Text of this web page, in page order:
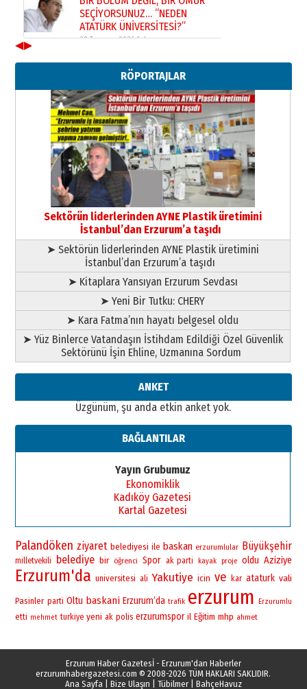
SEÇİYORSUNUZ… “NEDEN
ATATÜRK ÜNİVERSİTESİ?”
28 Temmuz 2026 Salı
Ahmed Yesevi’den bir Alperen…
”Reisimiz” idi… Hakka yürüdü.!
26 Mart 2026 Perşembe
Cem Bakırcı
Ardında bıraktığı hatıralarıyla
gönül adamı Faruk Terzioğlu!
13 Mayıs 2026 Çarşamba
Esat BİNDESEN
Başkan Sekmen’den Erzurum’a
bir vizyon proje daha!
02 Ağustos 2026 Pazar
◀▶
RÖPORTAJLAR
Sektörün liderlerinden AYNE Plastik üretimini
İstanbul’dan Erzurum’a taşıdı
➤ Sektörün liderlerinden AYNE Plastik üretimini
İstanbul’dan Erzurum’a taşıdı
➤ Kitaplara Yansıyan Erzurum Sevdası
➤ Yeni Bir Tutku: CHERY
➤ Kara Fatma’nın hayatı belgesel oldu
➤ Yüz Binlerce Vatandaşın İstihdam Edildiği Özel Güvenlik
Sektörünü İşin Ehline, Uzmanına Sordum
ANKET
Üzgünüm, şu anda etkin anket yok.
BAĞLANTILAR
Yayın Grubumuz
Ekonomiklik
Kadıköy Gazetesi
Kartal Gazetesi
Palandöken ziyaret belediyesi ile baskan erzurumlular Büyükşehir
milletvekili belediye bir öğrenci Spor ak parti kayak proje oldu Aziziye
Erzurum'da universitesi ali Yakutiye icin ve kar ataturk vali
Pasinler parti Oltu baskani Erzurum’da trafik erzurum Erzurumlu
etti mehmet turkiye yeni ak polis erzurumspor il Eğitim mhp ahmet
Erzurum Haber Gazetesİ - Erzurum'dan Haberler
erzurumhabergazetesi.com © 2008-2026 TÜM HAKLARI SAKLIDIR.
Ana Sayfa| Bize Ulaşın Tübilmer| BahçeHavuz